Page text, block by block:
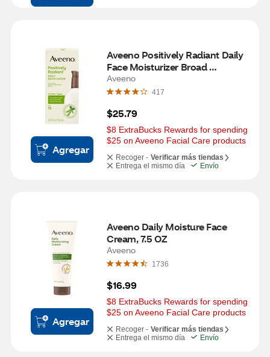
Agregar
Aveeno Positively Radiant Daily
Face Moisturizer Broad
Spectrum SPF 15, 4 OZ
Aveeno
417
$25.79
$8 ExtraBucks Rewards for spending
$25 on Aveeno Facial Care products
Recoger - Verificar más tiendas
Entrega el mismo día
Envío
Agregar
Aveeno Daily Moisture Face
Cream, 7.5 OZ
Aveeno
1736
$16.99
$8 ExtraBucks Rewards for spending
$25 on Aveeno Facial Care products
Recoger - Verificar más tiendas
Entrega el mismo día
Envío